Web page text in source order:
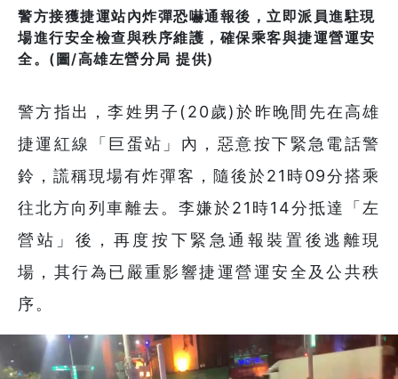
警方接獲捷運站內炸彈恐嚇通報後，立即派員進駐現
場進行安全檢查與秩序維護，確保乘客與捷運營運安
全。(圖/高雄左營分局 提供)
警方指出，李姓男子(20歲)於昨晚間先在高雄
捷運紅線「巨蛋站」內，惡意按下緊急電話警
鈴，謊稱現場有炸彈客，隨後於21時09分搭乘
往北方向列車離去。李嫌於21時14分抵達「左
營站」後，再度按下緊急通報裝置後逃離現
場，其行為已嚴重影響捷運營運安全及公共秩
序。